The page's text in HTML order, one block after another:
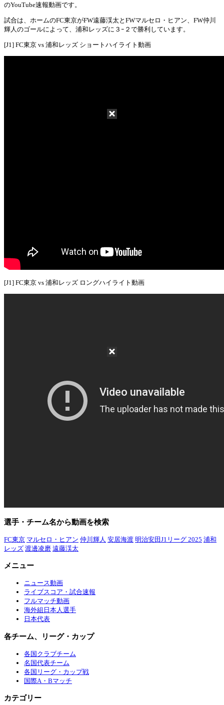
のYouTube速報動画です。
試合は、ホームのFC東京がFW遠藤渓太とFWマルセロ・ヒアン、FW仲川
輝人のゴールによって、浦和レッズに３ｰ２で勝利しています。
[J1] FC東京 vs 浦和レッズ ショートハイライト動画
[J1] FC東京 vs 浦和レッズ ロングハイライト動画
選手・チーム名から動画を検索
FC東京 マルセロ・ヒアン 仲川輝人 安居海渡 明治安田J1リーグ 2025 浦和
レッズ 渡邊凌磨 遠藤渓太
メニュー
ニュース動画
ライブスコア・試合速報
フルマッチ動画
海外組日本人選手
日本代表
各チーム、リーグ・カップ
各国クラブチーム
名国代表チーム
各国リーグ・カップ戦
国際A・Bマッチ
カテゴリー